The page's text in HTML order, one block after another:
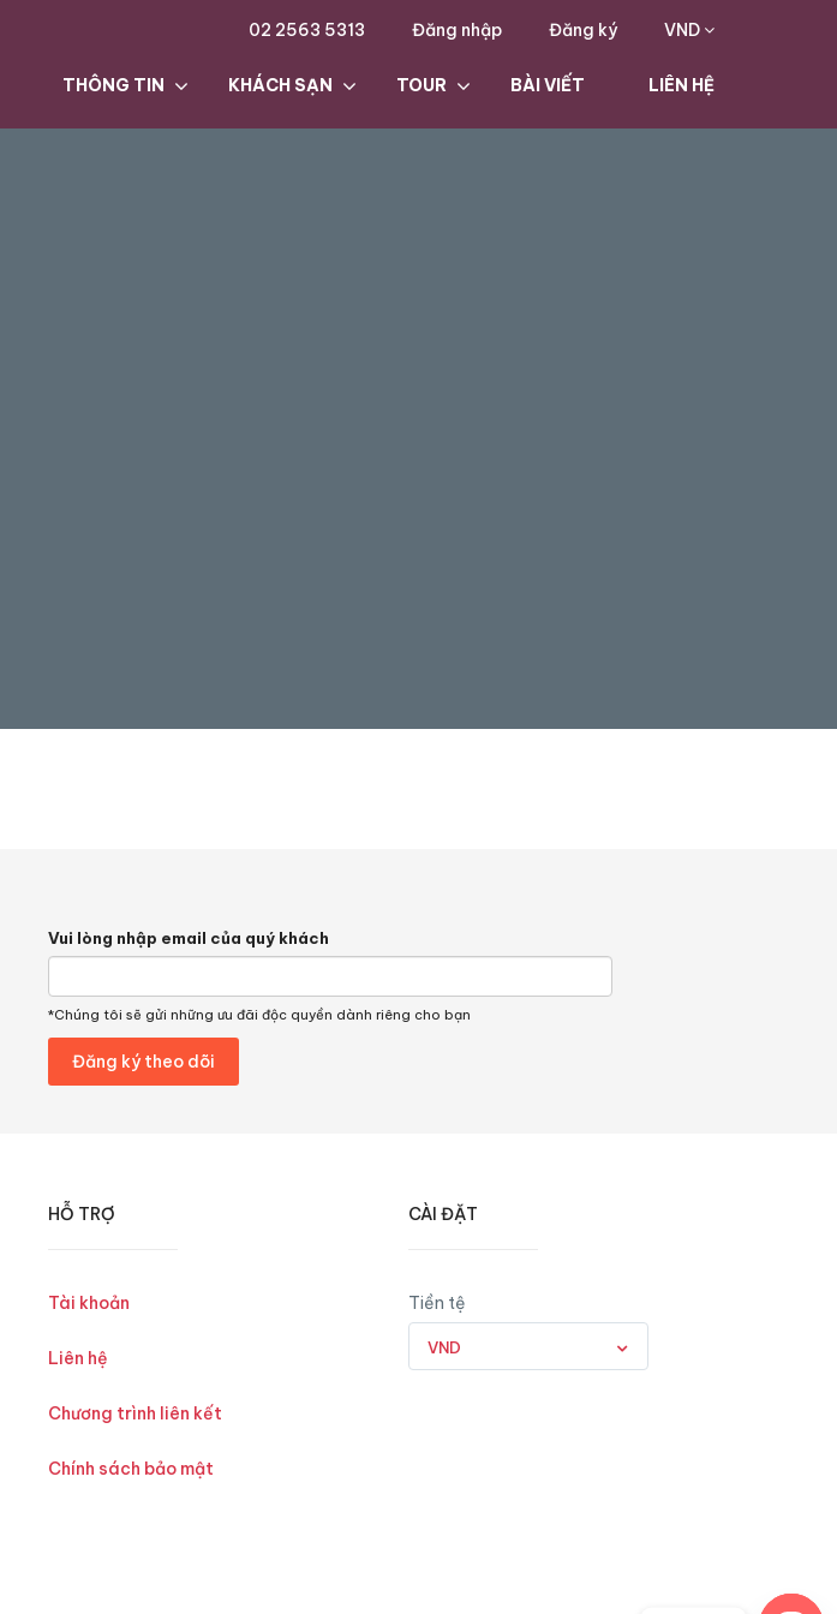
02 2563 5313 Đăng nhập Đăng ký VND
THÔNG TIN KHÁCH SẠN TOUR BÀI VIẾT LIÊN HỆ
Vui lòng nhập email của quý khách
*Chúng tôi sẽ gửi những ưu đãi độc quyền dành riêng cho bạn
HỖ TRỢ
Tài khoản
Liên hệ
Chương trình liên kết
Chính sách bảo mật
CÀI ĐẶT
Tiền tệ
VND